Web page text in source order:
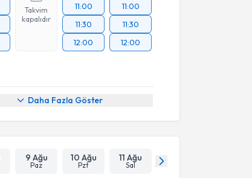
Takvim
kapalıdır
11:00
11:30
12:00
11:00
11:30
12:00
Daha Fazla Göster
9 Ağu
Paz
10 Ağu
Pzt
11 Ağu
Sal